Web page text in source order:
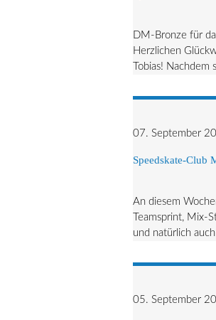
DM-Bronze für
Herzlichen
Tobias! Nachdem
07. September
Speedskate-Club
An diesem
Teamsprint, Mix-
und natürlich
05. September